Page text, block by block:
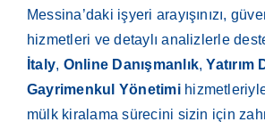
Messina’daki işyeri arayışınızı,
hizmetleri ve detaylı analizlerle
İtaly, Online Danışmanlık,Yatırım
Gayrimenkul Yönetimi
mülk kiralama sürecini sizin için